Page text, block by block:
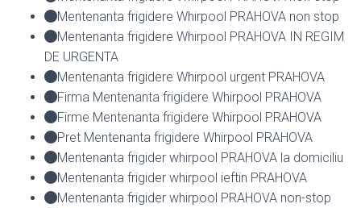
Mentenanta frigidere Whirpool PRAHOVA non stop
Mentenanta frigidere Whirpool PRAHOVA IN REGIM
DE URGENTA
Mentenanta frigidere Whirpool urgent PRAHOVA
Firma Mentenanta frigidere Whirpool PRAHOVA
Firme Mentenanta frigidere Whirpool PRAHOVA
Pret Mentenanta frigidere Whirpool PRAHOVA
Mentenanta frigider whirpool PRAHOVA la domiciliu
Mentenanta frigider whirpool ieftin PRAHOVA
Mentenanta frigider whirpool PRAHOVA non-stop